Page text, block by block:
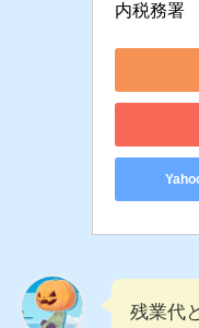
内税務署
残業代